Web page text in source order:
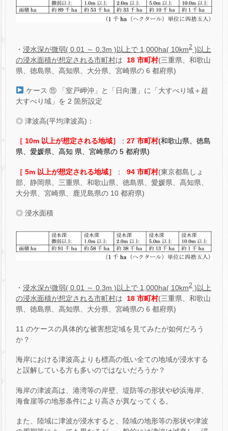
・ 浸水深が微弱( 0.01 ～ 0.3m )以上で 1,000ha( 10km2 )以上
の浸水面積が想定される市町村は 18 市町村(三重県、和歌山
県、徳島県、高知県、大分県、宮崎県の 6 都府県)
ケース ⑪ 「室戸岬沖」と「日向灘」に「大すべり域＋超
大すべり域」を 2 箇所設定
◎ 津波高(平均津波高)：
［ 10m 以上が想定される地域］ ： 27 市町村(和歌山県、徳島
県、愛媛県、高知 県、宮崎県の 5 都府県)
［ 5m 以上が想定される地域］ ： 94 市町村(東京都島しょ
部、静岡県、三重県、和歌山県、徳島県、愛媛県、高知県、
大分県、宮崎県、鹿児島県の 10 都府県)
◎ 浸水面積
・ 浸水深が微弱( 0.01 ～ 0.3m )以上で 1,000ha( 10km2 )以上
の浸水面積が想定される市町村は 18 市町村(三重県、和歌山
県、徳島県、高知県、大分県、宮崎県の 6 都府県)
11 のケースの具体的な被害想定域を見てみたが如何だろう
か？
海岸における津波高よりも標高の低い全ての地域が浸水する
と誤解している方も多いのではないだろうか？
海岸の津波高は、港湾等の岸壁、堤防等の形状や砂浜海岸、
海食崖等の地形条件により高さが異なってくる。
また、陸域に津波が浸水すると、陸域の地形等の形状や津波